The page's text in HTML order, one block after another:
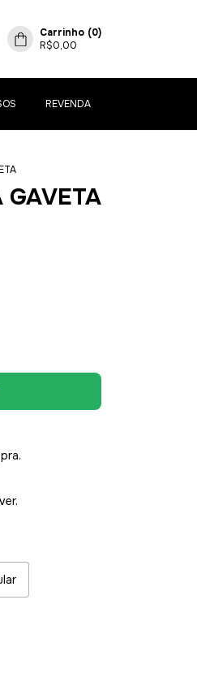
Carrinho (0)
R$0,00
REVENDA
GAVETA